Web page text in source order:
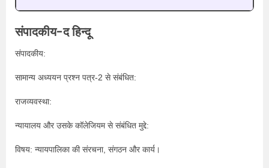
संपादकीय-द हिन्दू
संपादकीय:
सामान्य अध्ययन प्रश्न पत्र-2 से संबंधित:
राजव्यवस्था:
न्यायालय और उसके कॉलेजियम से संबंधित मुद्दे:
विषय: न्यायपालिका की संरचना, संगठन और कार्य।